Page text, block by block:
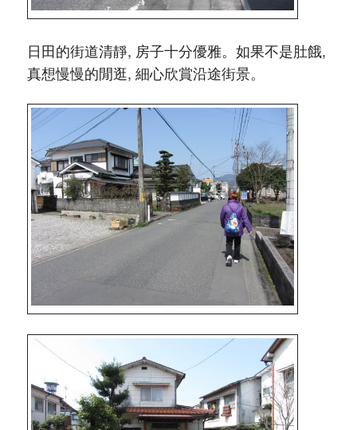
日田的街道清靜, 房子十分優雅。如果不是肚餓,
真想慢慢的閒逛, 細心欣賞沿途街景。